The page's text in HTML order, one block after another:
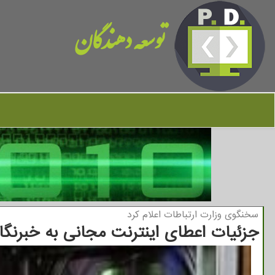
توسعه دهندگان
سخنگوی وزارت ارتباطات اعلام كرد
جزئیات اعطای اینترنت مجانی به